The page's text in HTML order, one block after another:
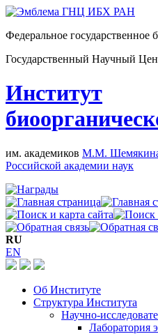
Федеральное
Государственный Научный
Институт
им. академиков М.М.
Российской академии наук
RU
EN
Об Институте
Структура Института
Научно-
Лаборатория